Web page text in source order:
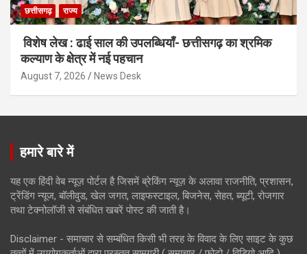
छत्तीसगढ़ राज्य
विशेष लेख : ढाई साल की उपलब्धियाँ- छत्तीसगढ़ का श्रमिक
कल्याण के क्षेत्र में नई पहचान
August 7, 2026 News Desk
हमारे बारे में
यह एक हिंदी वेब न्यूज़ पोर्टल है जिसमें ब्रेकिंग न्यूज़ के अलावा राजनीति, प्रशासन,
ट्रेंडिंग न्यूज, बॉलीवुड, खेल जगत, लाइफस्टाइल, बिजनेस, सेहत, ब्यूटी, रोजगार
तथा टेक्नोलॉजी से संबंधित खबरें पोस्ट की जाती है।
Disclaimer - समाचार से सम्बंधित किसी भी तरह के विवाद के लिए साइट के कुछ